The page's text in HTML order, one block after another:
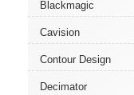
Blackmagic
Cavision
Contour Design
Decimator